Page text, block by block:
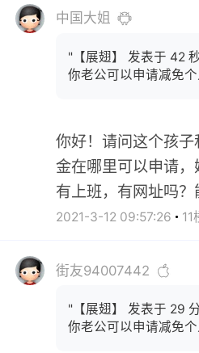
中国大姐
"【展翅】 发表于 42
你老公可以申请减免
你好！请问这个孩
金在哪里可以申请
有上班，有网址吗？
2021-3-12 09:57:26 11
街友94007442
"【展翅】 发表于 29
你老公可以申请减免